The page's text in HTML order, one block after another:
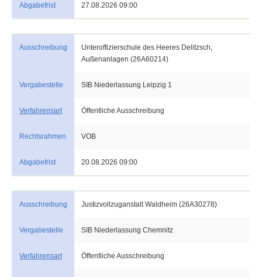
Abgabefrist 27.08.2026 09:00
Ausschreibung
Unteroffizierschule des Heeres Delitzsch,
Außenanlagen (26A60214)
Vergabestelle SIB Niederlassung Leipzig 1
Verfahrensart Öffentliche Ausschreibung
Rechtsrahmen VOB
Abgabefrist 20.08.2026 09:00
Ausschreibung Justizvollzuganstalt Waldheim (26A30278)
Vergabestelle SIB Niederlassung Chemnitz
Verfahrensart Öffentliche Ausschreibung